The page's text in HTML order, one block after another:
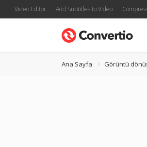
Video Editor Add Subtitles to Video
Ana Sayfa Görüntü